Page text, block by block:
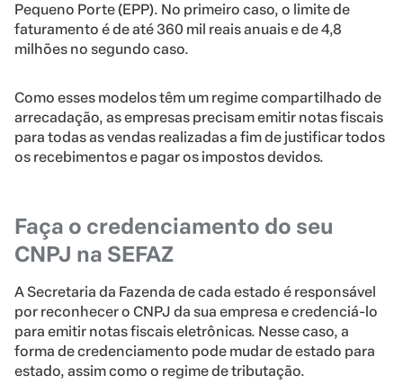
Pequeno Porte (EPP). No primeiro caso, o limite de
faturamento é de até 360 mil reais anuais e de 4,8
milhões no segundo caso.
Como esses modelos têm um regime compartilhado de
arrecadação, as empresas precisam emitir notas fiscais
para todas as vendas realizadas a fim de justificar todos
os recebimentos e pagar os impostos devidos.
Faça o credenciamento do seu
CNPJ na SEFAZ
A Secretaria da Fazenda de cada estado é responsável
por reconhecer o CNPJ da sua empresa e credenciá-lo
para emitir notas fiscais eletrônicas. Nesse caso, a
forma de credenciamento pode mudar de estado para
estado, assim como o regime de tributação.